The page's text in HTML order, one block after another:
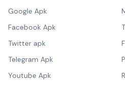
Google Apk
Facebook Apk
Twitter apk
Telegram Apk
Youtube Apk